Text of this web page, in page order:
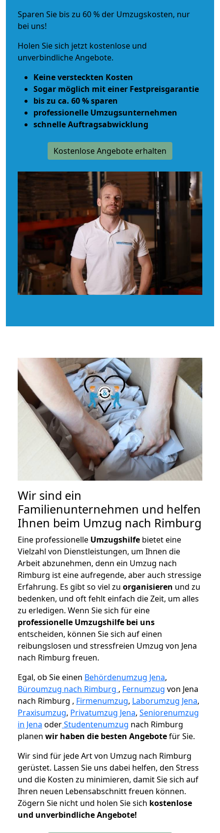
Sparen Sie bis zu 60 % der Umzugskosten, nur
bei uns!
Holen Sie sich jetzt kostenlose und
unverbindliche Angebote.
Keine versteckten Kosten
Sogar möglich mit einer Festpreisgarantie
bis zu ca. 60 % sparen
professionelle Umzugsunternehmen
schnelle Auftragsabwicklung
Kostenlose Angebote erhalten
Wir sind ein
Familienunternehmen und helfen
Ihnen beim Umzug nach Rimburg
Eine professionelle Umzugshilfe bietet eine
Vielzahl von Dienstleistungen, um Ihnen die
Arbeit abzunehmen, denn ein Umzug nach
Rimburg ist eine aufregende, aber auch stressige
Erfahrung. Es gibt so viel zu organisieren und zu
bedenken, und oft fehlt einfach die Zeit, um alles
zu erledigen. Wenn Sie sich für eine
professionelle Umzugshilfe bei uns
entscheiden, können Sie sich auf einen
reibungslosen und stressfreien Umzug von Jena
nach Rimburg freuen.
Egal, ob Sie einen Behördenumzug Jena,
Büroumzug nach Rimburg , Fernumzug von Jena
nach Rimburg , Firmenumzug, Laborumzug Jena,
Praxisumzug, Privatumzug Jena, Seniorenumzug
in Jena oderStudentenumzug nach Rimburg
planen wir haben die besten Angebotefür Sie.
Wir sind für jede Art von Umzug nach Rimburg
gerüstet. Lassen Sie uns dabei helfen, den Stress
und die Kosten zu minimieren, damit Sie sich auf
Ihren neuen Lebensabschnitt freuen können.
Zögern Sie nicht und holen Sie sich kostenlose
und unverbindliche Angebote!